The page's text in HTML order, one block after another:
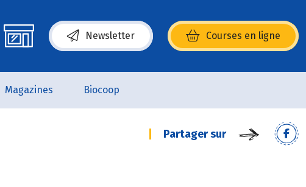
Newsletter Courses en ligne
(s’ouvre dans une nouvelle fenêtre)
Magazines Biocoop
Partager sur